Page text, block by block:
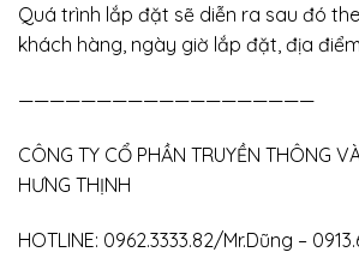
Quá trình lắp đặt sẽ diễn ra sau đó
khách hàng, ngày giờ lắp đặt, địa
———————————————————
CÔNG TY CỔ PHẦN TRUYỀN THÔNG
HƯNG THỊNH
HOTLINE: 0962.3333.82/Mr.Dũng –